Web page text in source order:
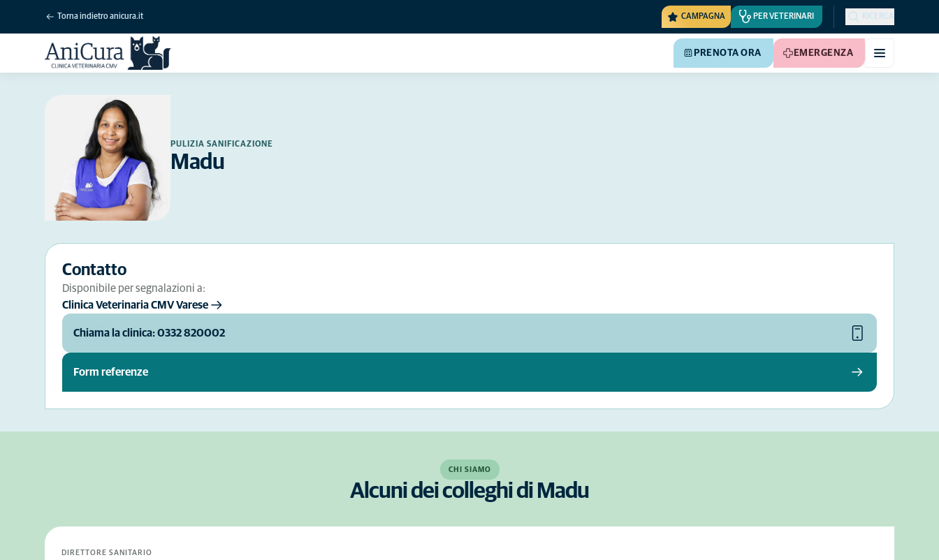
Torna indietro anicura.it CAMPAGNA PER VETERINARI RICERCA
PRENOTA ORA EMERGENZA
PULIZIA SANIFICAZIONE
Madu
Contatto
Disponibile per segnalazioni a:
Clinica Veterinaria CMV Varese
Chiama la clinica: 0332 820002
Form referenze
CHI SIAMO
Alcuni dei colleghi di Madu
DIRETTORE SANITARIO